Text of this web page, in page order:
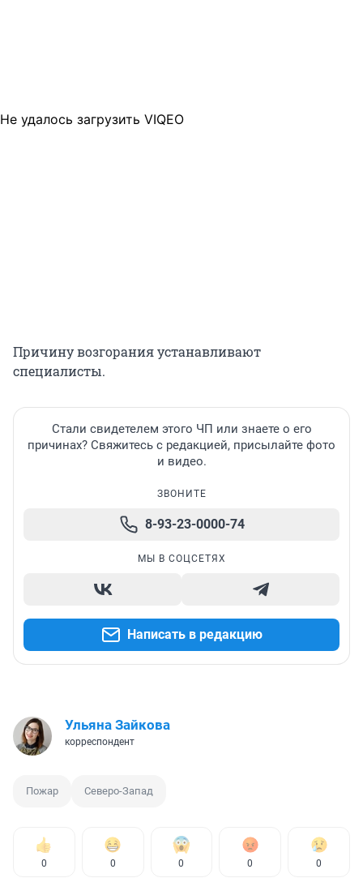
Не удалось загрузить VIQEO
Причину возгорания устанавливают
специалисты.
Стали свидетелем этого ЧП или знаете о его
причинах? Свяжитесь с редакцией, присылайте фото
и видео.
ЗВОНИТЕ
8-93-23-0000-74
МЫ В СОЦСЕТЯХ
Написать в редакцию
Ульяна Зайкова
корреспондент
Пожар Северо-Запад
0 0 0 0 0